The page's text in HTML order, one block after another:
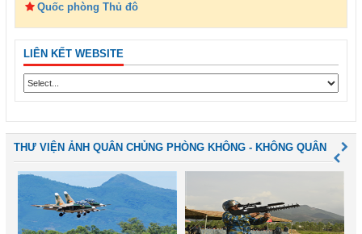
Quốc phòng Thủ đô
LIÊN KẾT WEBSITE
THƯ VIỆN ẢNH QUÂN CHỦNG PHÒNG KHÔNG - KHÔNG QUÂN